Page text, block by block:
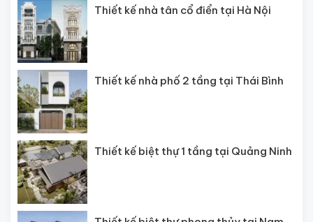
Thiết kế nhà tân cổ điển tại Hà Nội
Thiết kế nhà phố 2 tầng tại Thái Bình
Thiết kế biệt thự 1 tầng tại Quảng Ninh